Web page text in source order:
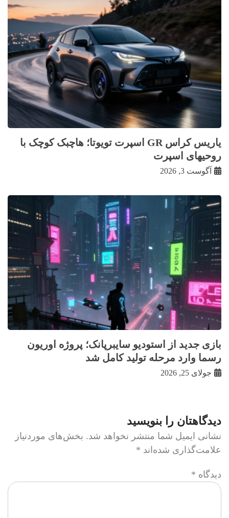
یاریس کراس GR اسپرت تویوتا؛ هاچبک کوچک با
روحیهای اسپرت
آگوست 3, 2026
بازی جدید از استودیو سایبرپانک؛ پروژه اوریون
رسما وارد مرحله تولید کامل شد
جولای 25, 2026
دیدگاهتان را بنویسید
نشانی ایمیل شما منتشر نخواهد شد. بخش‌های موردنیاز
علامت‌گذاری شده‌اند *
دیدگاه *